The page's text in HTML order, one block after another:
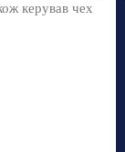
керував чех